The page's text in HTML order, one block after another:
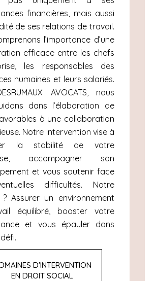
financières, mais aussi
de ses relations de travail.
l’importance d’une
efficace entre les chefs
les responsables des
humaines et leurs salariés.
AVOCATS, nous
dans l’élaboration de
à une collaboration
Notre intervention vise à
la stabilité de votre
accompagner son
et vous soutenir face
difficultés. Notre
? Assurer un environnement
équilibré, booster votre
et vous épauler dans
D'INTERVENTION
EN DROIT SOCIAL